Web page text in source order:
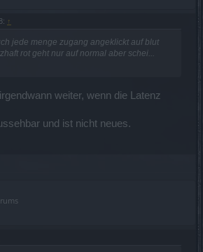
↑
jede menge zugang angeklickt auf blut
rot geht nur auf normal aber schei...
weiter, wenn die Latenz
und ist nicht neues.